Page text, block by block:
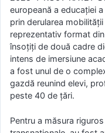
europeană a educației
prin derularea
reprezentativ format
însoțiți de două cadre
intens de imersiune
a fost unul de o
gazdă reunind elevi,
peste 40 de țări.
Pentru a măsura